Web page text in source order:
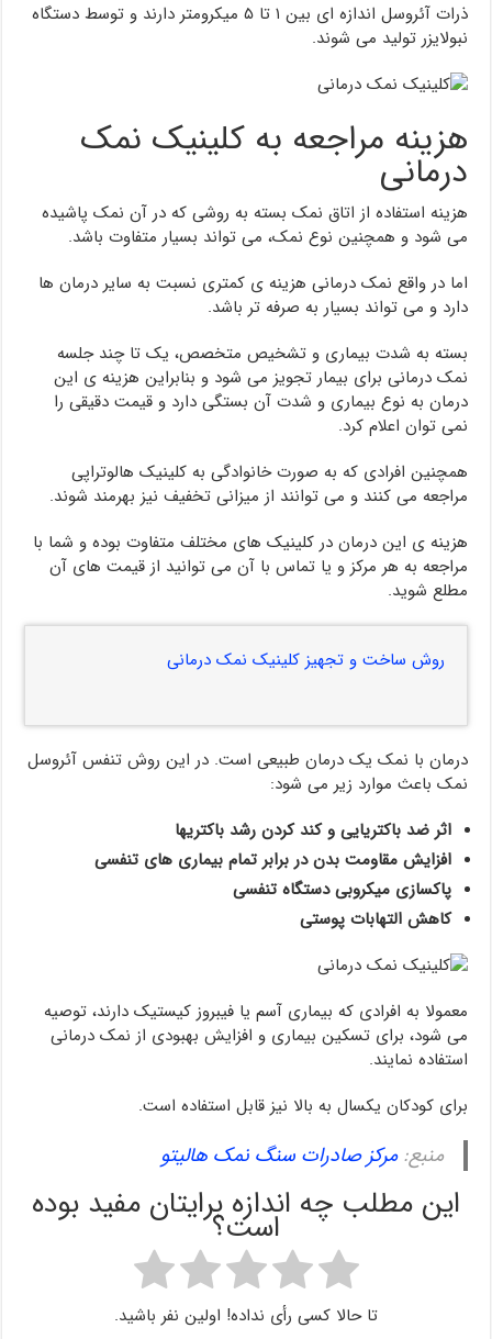
ذرات آئروسل اندازه ای بین ۱ تا ۵ میکرومتر دارند و توسط دستگاه
نبولایزر تولید می شوند.
هزینه مراجعه به کلینیک نمک
درمانی
هزینه استفاده از اتاق نمک بسته به روشی که در آن نمک پاشیده
می شود و همچنین نوع نمک، می تواند بسیار متفاوت باشد.
اما در واقع نمک درمانی هزینه ی کمتری نسبت به سایر درمان ها
دارد و می تواند بسیار به صرفه تر باشد.
بسته به شدت بیماری و تشخیص متخصص، یک تا چند جلسه
نمک درمانی برای بیمار تجویز می شود و بنابراین هزینه ی این
درمان به نوع بیماری و شدت آن بستگی دارد و قیمت دقیقی را
نمی توان اعلام کرد.
همچنین افرادی که به صورت خانوادگی به کلینیک هالوتراپی
مراجعه می کنند و می توانند از میزانی تخفیف نیز بهرمند شوند.
هزینه ی این درمان در کلینیک های مختلف متفاوت بوده و شما با
مراجعه به هر مرکز و یا تماس با آن می توانید از قیمت های آن
مطلع شوید.
روش ساخت و تجهیز کلینیک نمک درمانی
درمان با نمک یک درمان طبیعی است. در این روش تنفس آئروسل
نمک باعث موارد زیر می شود:
اثر ضد باکتریایی و کند کردن رشد باکتریها
افزایش مقاومت بدن در برابر تمام بیماری های تنفسی
پاکسازی میکروبی دستگاه تنفسی
کاهش التهابات پوستی
معمولا به افرادی که بیماری آسم یا فیبروز کیستیک دارند، توصیه
می شود، برای تسکین بیماری و افزایش بهبودی از نمک درمانی
استفاده نمایند.
برای کودکان یکسال به بالا نیز قابل استفاده است.
منبع:مرکز صادرات سنگ نمک هالیتو
این مطلب چه اندازه برایتان مفید بوده
است؟
تا حالا کسی رأی نداده! اولین نفر باشید.